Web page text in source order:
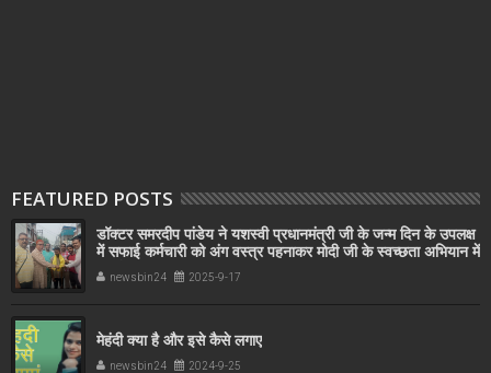
FEATURED POSTS
डॉक्टर समरदीप पांडेय ने यशस्वी प्रधानमंत्री जी के जन्म दिन के उपलक्ष
में सफाई कर्मचारी को अंग वस्त्र पहनाकर मोदी जी के स्वच्छता अभियान में
सहयोग किया
newsbin24 2025-9-17
मेहंदी क्या है और इसे कैसे लगाए
newsbin24 2024-9-25